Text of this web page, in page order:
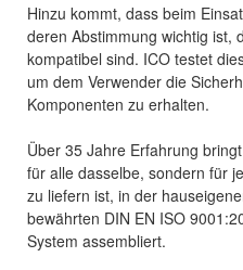
Hinzu kommt, dass beim
deren Abstimmung wichtig ist,
kompatibel sind. ICO testet
um dem Verwender die
Komponenten zu erhalten.
Über 35 Jahre Erfahrung
für alle dasselbe, sondern für
zu liefern ist, in der
bewährten DIN EN ISO
System assembliert.